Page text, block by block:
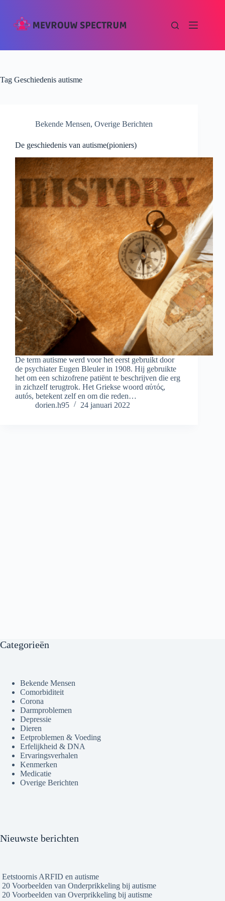
Tag Geschiedenis autisme
Bekende Mensen, Overige Berichten
De geschiedenis van autisme(pioniers)
De term autisme werd voor het eerst gebruikt door
de psychiater Eugen Bleuler in 1908. Hij gebruikte
het om een ​​schizofrene patiënt te beschrijven die erg
in zichzelf terugtrok. Het Griekse woord αὐτός,
autós, betekent zelf en om die reden…
dorien.h95
24 januari 2022
Categorieën
Bekende Mensen
Comorbiditeit
Corona
Darmproblemen
Depressie
Dieren
Eetproblemen & Voeding
Erfelijkheid & DNA
Ervaringsverhalen
Kenmerken
Medicatie
Overige Berichten
Nieuwste berichten
Eetstoornis ARFID en autisme
20 Voorbeelden van Onderprikkeling bij autisme
20 Voorbeelden van Overprikkeling bij autisme